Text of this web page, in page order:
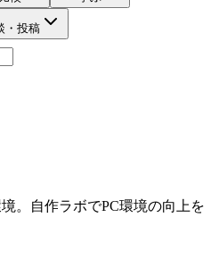
・投稿
。 自作ラボでPC環境の向上を